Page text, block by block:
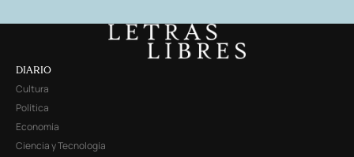
DIARIO
Cultura
Política
Economía
Ciencia y Tecnología